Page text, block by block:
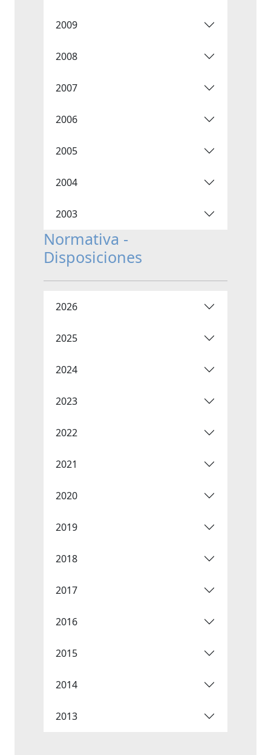
2009
2008
2007
2006
2005
2004
2003
Normativa -
Disposiciones
2026
2025
2024
2023
2022
2021
2020
2019
2018
2017
2016
2015
2014
2013